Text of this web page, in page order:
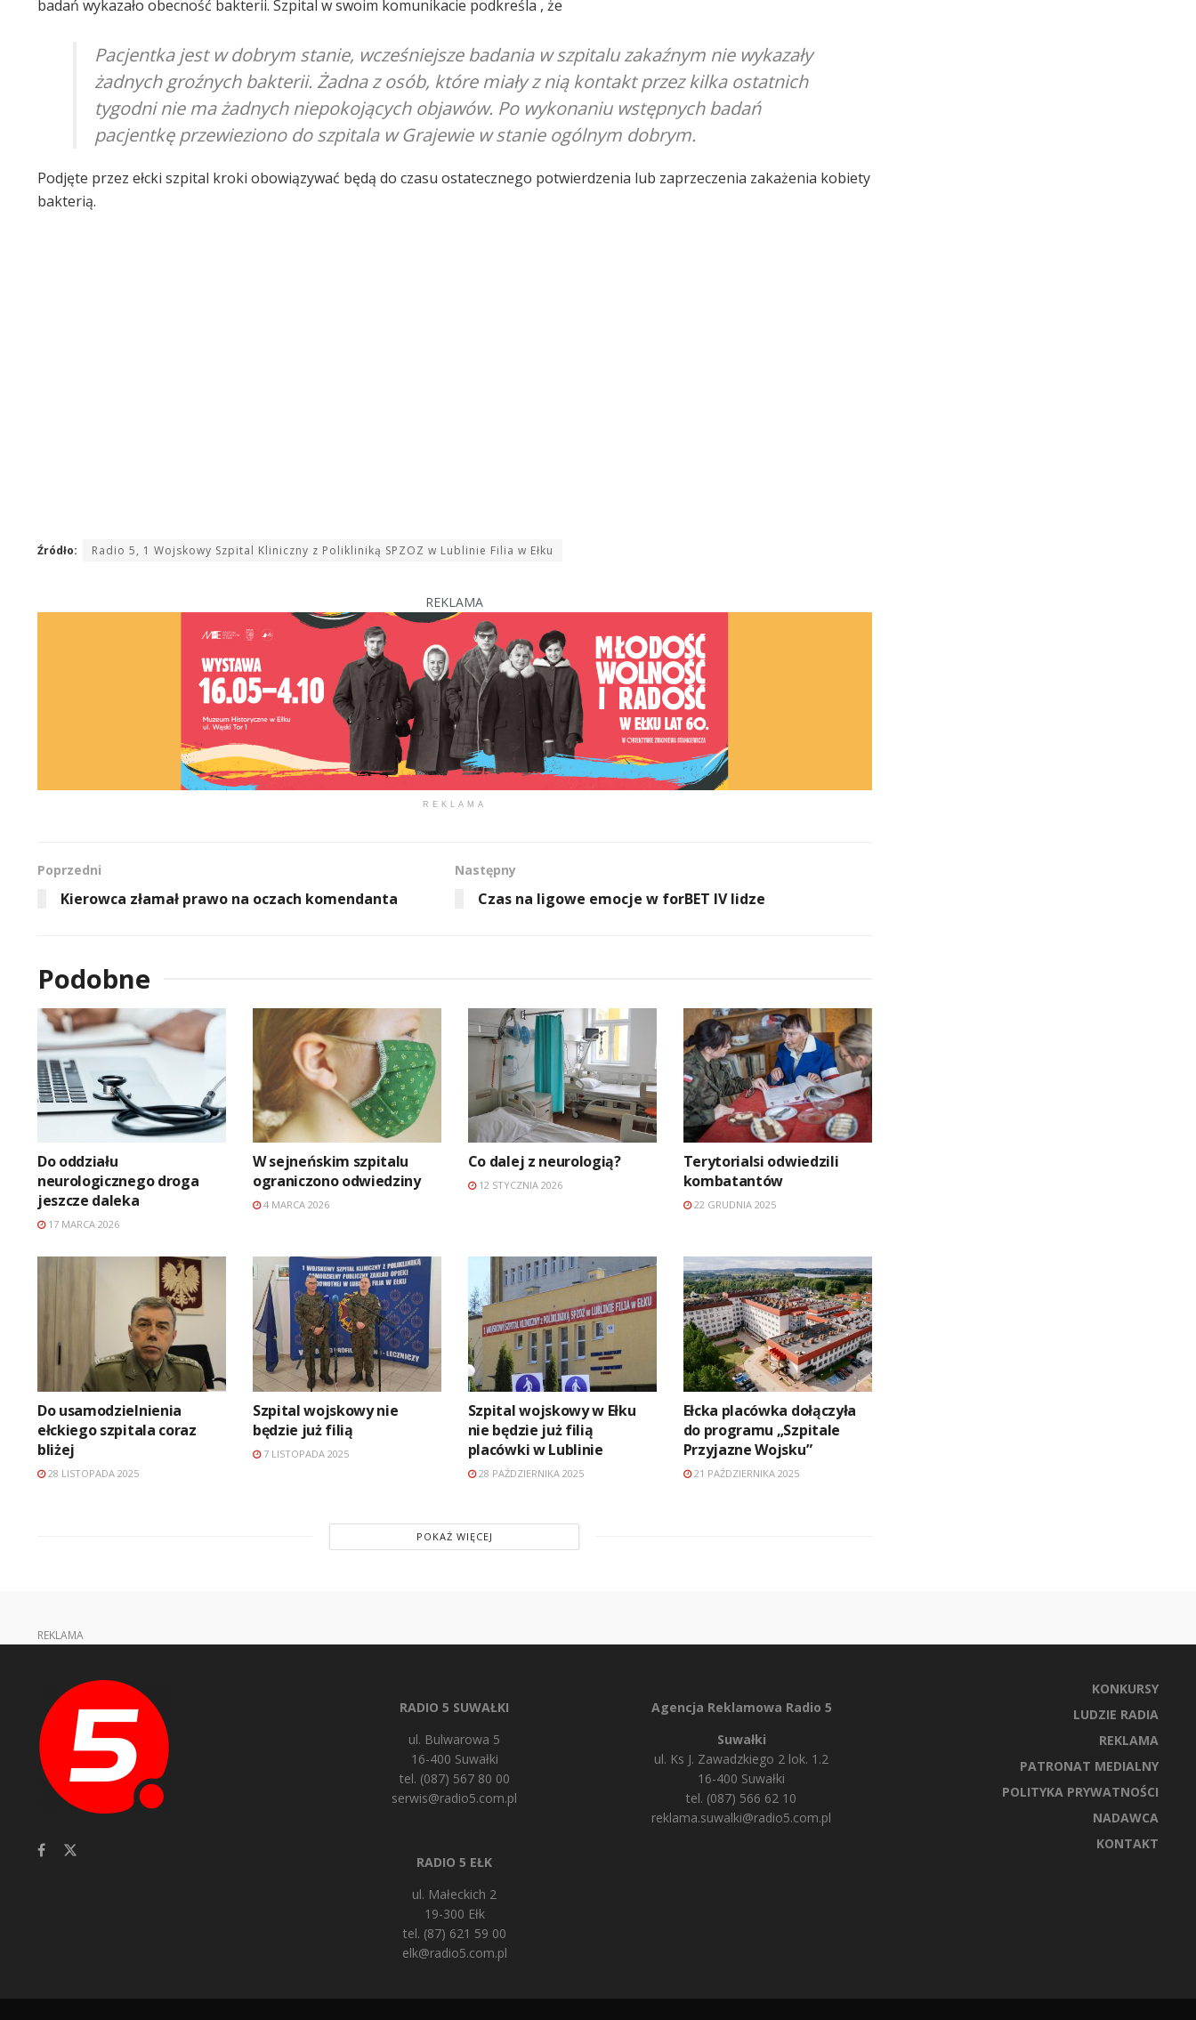
badań wykazało obecność bakterii. Szpital w swoim komunikacie podkreśla , że
Pacjentka jest w dobrym stanie, wcześniejsze badania w szpitalu zakaźnym nie wykazały
żadnych groźnych bakterii. Żadna z osób, które miały z nią kontakt przez kilka ostatnich
tygodni nie ma żadnych niepokojących objawów. Po wykonaniu wstępnych badań
pacjentkę przewieziono do szpitala w Grajewie w stanie ogólnym dobrym.
Podjęte przez ełcki szpital kroki obowiązywać będą do czasu ostatecznego potwierdzenia lub zaprzeczenia zakażenia kobiety
bakterią.
Źródło: Radio 5, 1 Wojskowy Szpital Kliniczny z Polikliniką SPZOZ w Lublinie Filia w Ełku
REKLAMA
REKLAMA
Poprzedni
Kierowca złamał prawo na oczach komendanta
Następny
Czas na ligowe emocje w forBET IV lidze
Podobne
Do oddziału
neurologicznego droga
jeszcze daleka
17 MARCA 2026
W sejneńskim szpitalu
ograniczono odwiedziny
4 MARCA 2026
Co dalej z neurologią?
12 STYCZNIA 2026
Terytorialsi odwiedzili
kombatantów
22 GRUDNIA 2025
Do usamodzielnienia
ełckiego szpitala coraz
bliżej
28 LISTOPADA 2025
Szpital wojskowy nie
będzie już filią
7 LISTOPADA 2025
Szpital wojskowy w Ełku
nie będzie już filią
placówki w Lublinie
28 PAŹDZIERNIKA 2025
Ełcka placówka dołączyła
do programu „Szpitale
Przyjazne Wojsku”
21 PAŹDZIERNIKA 2025
POKAŻ WIĘCEJ
REKLAMA
RADIO 5 SUWAŁKI
ul. Bulwarowa 5
16-400 Suwałki
tel. (087) 567 80 00
serwis@radio5.com.pl
RADIO 5 EŁK
ul. Małeckich 2
19-300 Ełk
tel. (87) 621 59 00
elk@radio5.com.pl
Agencja Reklamowa Radio 5
Suwałki
ul. Ks J. Zawadzkiego 2 lok. 1.2
16-400 Suwałki
tel. (087) 566 62 10
reklama.suwalki@radio5.com.pl
KONKURSY
LUDZIE RADIA
REKLAMA
PATRONAT MEDIALNY
POLITYKA PRYWATNOŚCI
NADAWCA
KONTAKT